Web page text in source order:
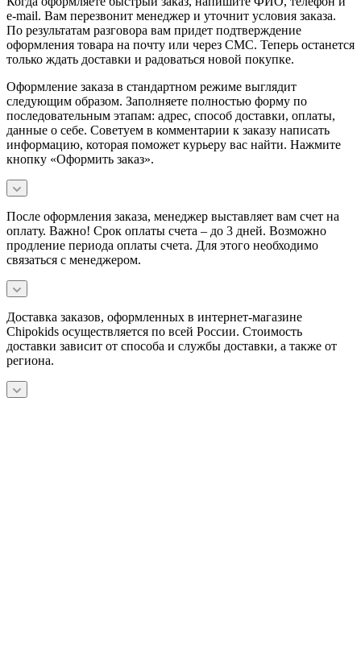
e-mail. Вам перезвонит менеджер и уточнит условия заказа.
По результатам разговора вам придет подтверждение
оформления товара на почту или через СМС. Теперь останется
только ждать доставки и радоваться новой покупке.
Оформление заказа в стандартном режиме выглядит
следующим образом. Заполняете полностью форму по
последовательным этапам: адрес, способ доставки, оплаты,
данные о себе. Советуем в комментарии к заказу написать
информацию, которая поможет курьеру вас найти. Нажмите
кнопку «Оформить заказ».
После оформления заказа, менеджер выставляет вам счет на
оплату. Важно! Срок оплаты счета – до 3 дней. Возможно
продление периода оплаты счета. Для этого необходимо
связаться с менеджером.
Доставка заказов, оформленных в интернет-магазине
Chipokids осуществляется по всей России. Стоимость
доставки зависит от способа и службы доставки, а также от
региона.